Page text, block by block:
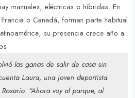
manuales, eléctricas o híbridas. En
o Canadá, forman parte habitual
su presencia crece año a
las ganas de salir de casa sin
Laura, una joven deportista
“Ahora voy al parque, al